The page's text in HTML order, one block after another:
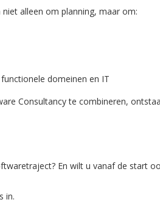
alleen om planning, maar om:
domeinen en IT
Consultancy te combineren,
En wilt u vanaf de start
in.